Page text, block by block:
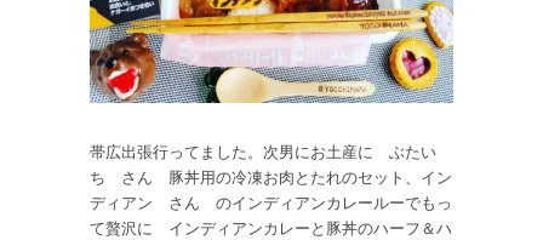
帯広出張行ってました。次男にお土産に ぶたい
ち さん 豚丼用の冷凍お肉とたれのセット、イン
ディアン さん のインディアンカレールーでもっ
て贅沢に インディアンカレーと豚丼のハーフ＆ハ